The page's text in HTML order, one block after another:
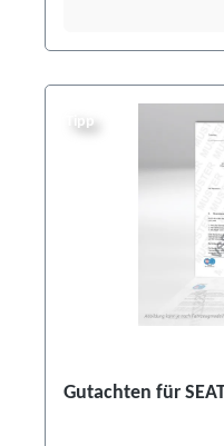
Tipp
Gutachten für